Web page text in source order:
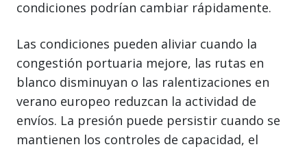
condiciones podrían cambiar rápidamente.
Las condiciones pueden aliviar cuando la
congestión portuaria mejore, las rutas en
blanco disminuyan o las ralentizaciones en
verano europeo reduzcan la actividad de
envíos. La presión puede persistir cuando se
mantienen los controles de capacidad, el